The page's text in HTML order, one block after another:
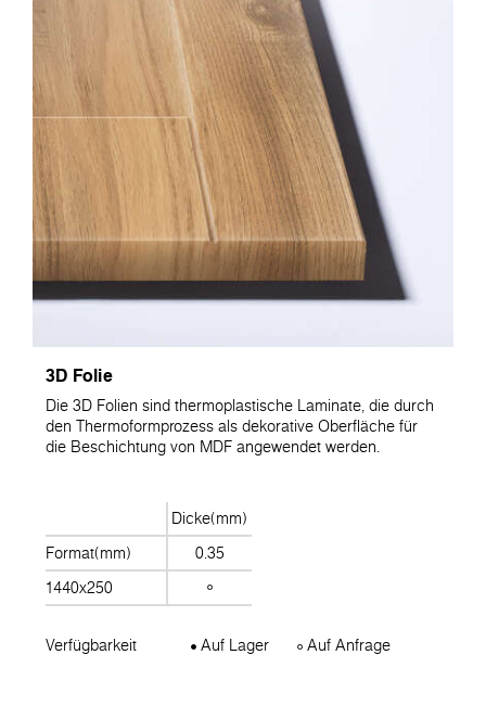
3D Folie
Die 3D Folien sind thermoplastische Laminate, die durch
den Thermoformprozess als dekorative Oberfläche für
die Beschichtung von MDF angewendet werden.
Dicke(mm)
Format(mm)
0.35
1440x250
Verfügbarkeit Auf Lager Auf Anfrage